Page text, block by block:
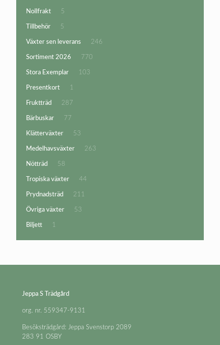
Nollfrakt 5
Tillbehör
5
Växter sen leverans
246
Sortiment 2026
770
Stora Exemplar
103
Presentkort
1
Fruktträd
287
Bärbuskar
77
Klätterväxter
53
Medelhavsväxter
263
Nötträd
58
Tropiska växter
44
Prydnadsträd
211
Övriga växter
53
Biljett
1
Jeppa S Trädgård
org. nr. 559347-9131
Besöksträdgård: Jeppa Svenstorp 2089
283 91 OSBY